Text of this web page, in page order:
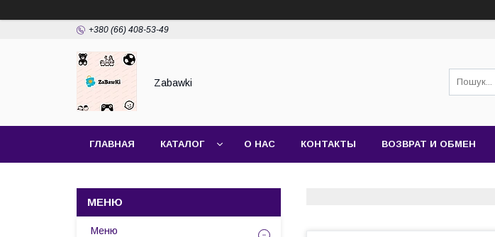
+380 (66) 408-53-49
Zabawki
ГЛАВНАЯ КАТАЛОГ О НАС КОНТАКТЫ ВОЗВРАТ И ОБМЕН
Меню